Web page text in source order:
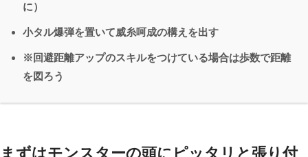
に）
小タル爆弾を置いて威糸呵成の構えを出す
※回避距離アップのスキルをつけている場合は歩数で距離
を図ろう
まずはモンスターの頭にピッタリと張り付